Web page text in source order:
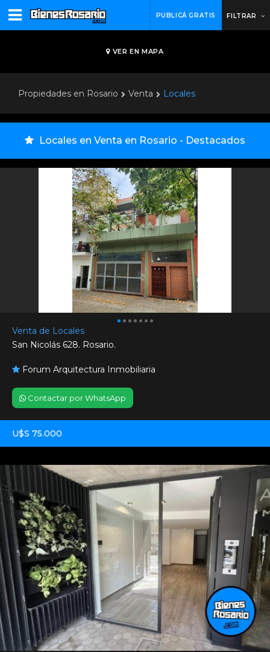
FILTRAR
PUBLICÁ GRATIS
VER EN MAPA
Propiedades en Rosario Venta Locales
Locales en Venta en Rosario - Destacados
Venta de Locales
San Nicolás 628. Rosario.
Forum Arquitectura Inmobiliaria
Contactar por WhatsApp
U$S 75.000